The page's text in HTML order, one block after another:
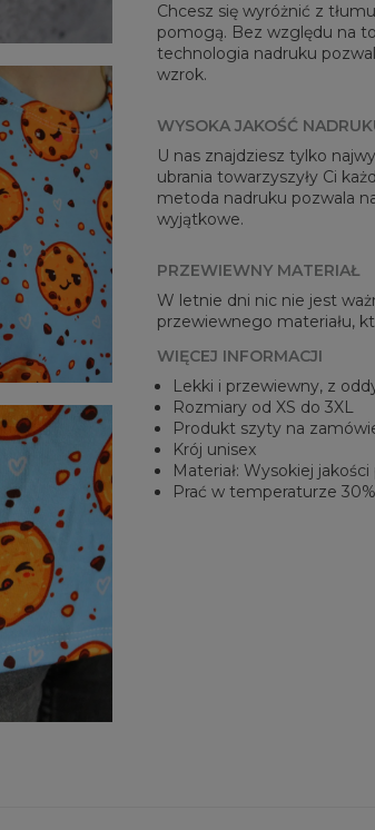
Chcesz się wyróżnić z
pomogą. Bez względu na
technologia nadruku
wzrok.
WYSOKA JAKOŚĆ
U nas znajdziesz tylko
ubrania towarzyszyły Ci
metoda nadruku pozwala
wyjątkowe.
PRZEWIEWNY MATERIAŁ
W letnie dni nic nie jest
przewiewnego materiału,
WIĘCEJ INFORMACJI
Lekki i przewiewny, z
Rozmiary od XS do 3XL
Produkt szyty na
Krój unisex
Materiał: Wysokiej
Prać w temperaturze